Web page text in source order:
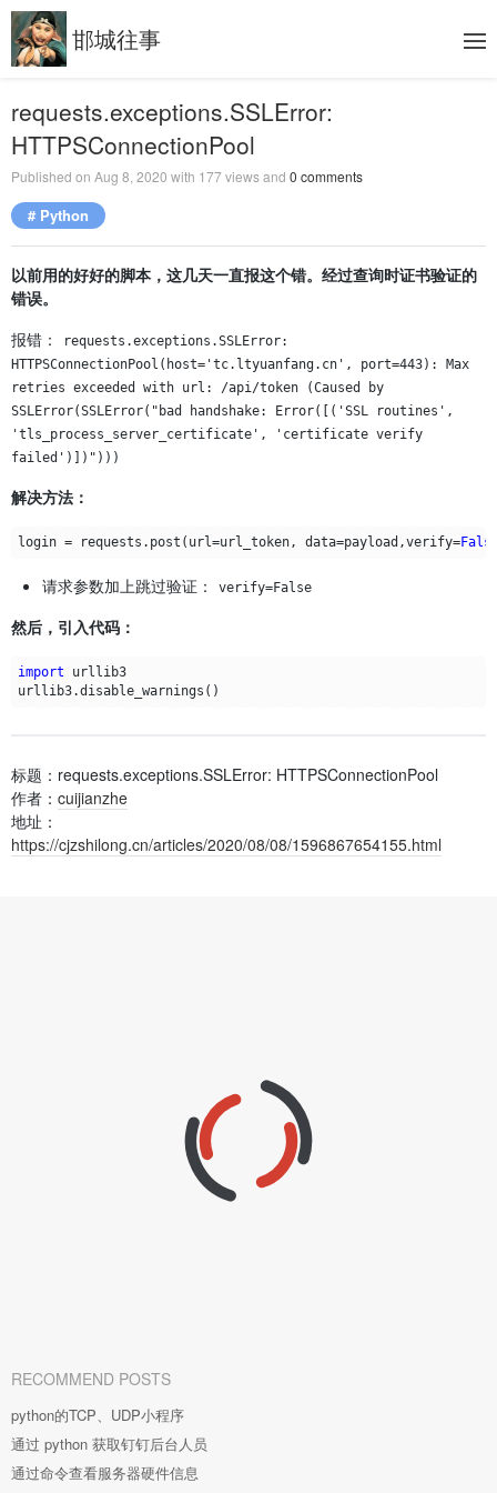
邯城往事
requests.exceptions.SSLError:
HTTPSConnectionPool
Published on Aug 8, 2020 with 177 views and 0 comments
# Python
以前用的好好的脚本，这几天一直报这个错。经过查询时证书验证的
错误。
报错：
requests.exceptions.SSLError:
HTTPSConnectionPool(host='tc.ltyuanfang.cn', port=443): Max
retries exceeded with url: /api/token (Caused by
SSLError(SSLError("bad handshake: Error([('SSL routines',
'tls_process_server_certificate', 'certificate verify
failed')])")))
解决方法：
login = requests . post ( url=url_token, data=payload ,verify=
请求参数加上跳过验证： verify=False
然后，引入代码：
import
urllib3
urllib3.disable_warnings ()
标题：requests.exceptions.SSLError: HTTPSConnectionPool
作者： cuijianzhe
地址：
https://cjzshilong.cn/articles/2020/08/08/1596867654155.html
RECOMMEND POSTS
python的TCP、UDP小程序
通过 python 获取钉钉后台人员
通过命令查看服务器硬件信息